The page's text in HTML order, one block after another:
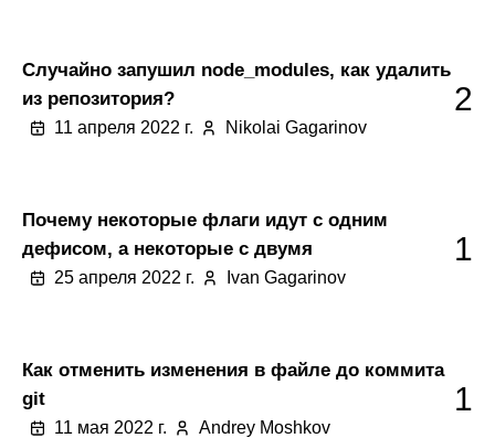
Случайно запушил node_modules, как удалить
из репозитория?
11 апреля 2022 г. Nikolai Gagarinov
2
Почему некоторые флаги идут с одним
дефисом, а некоторые с двумя
25 апреля 2022 г. Ivan Gagarinov
1
Как отменить изменения в файле до коммита
git
11 мая 2022 г. Andrey Moshkov
1